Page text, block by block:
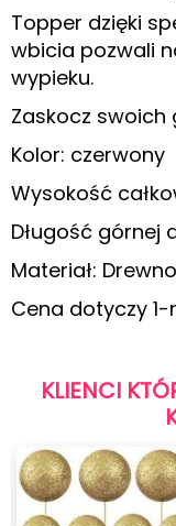
Topper dzięki
wbicia pozwali
wypieku.
Zaskocz
Kolor: czerwony
Wysokość
Długość górnej
Materiał:
Cena dotyczy 1-
KLIENCI